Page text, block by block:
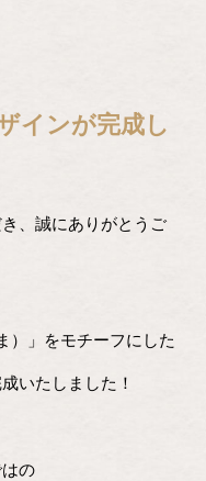
インが完成し
、誠にありがとうご
）」をモチーフにした
いたしました！
の